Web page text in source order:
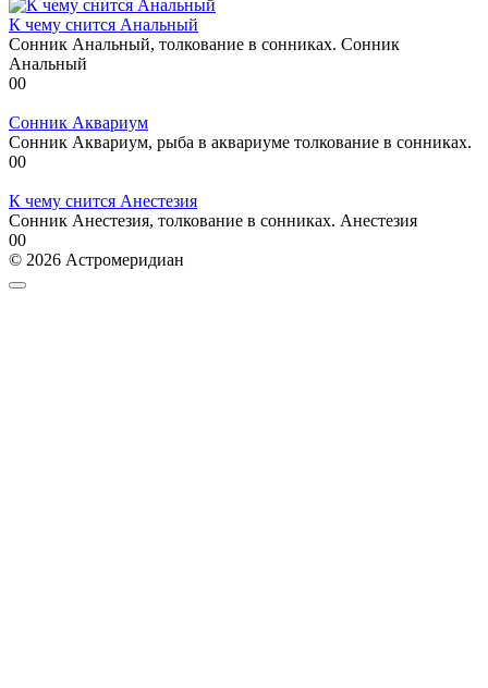
К чему снится Анальный
Сонник Анальный, толкование в сонниках. Сонник
Анальный
00
Сонник Аквариум
Сонник Аквариум, рыба в аквариуме толкование в сонниках.
00
К чему снится Анестезия
Сонник Анестезия, толкование в сонниках. Анестезия
00
© 2026 Астромеридиан